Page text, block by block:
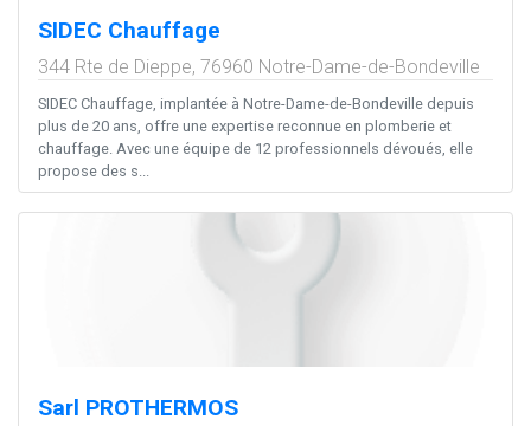
SIDEC Chauffage
344 Rte de Dieppe, 76960 Notre-Dame-de-Bondeville
SIDEC Chauffage, implantée à Notre-Dame-de-Bondeville depuis
plus de 20 ans, offre une expertise reconnue en plomberie et
chauffage. Avec une équipe de 12 professionnels dévoués, elle
propose des s...
Sarl PROTHERMOS